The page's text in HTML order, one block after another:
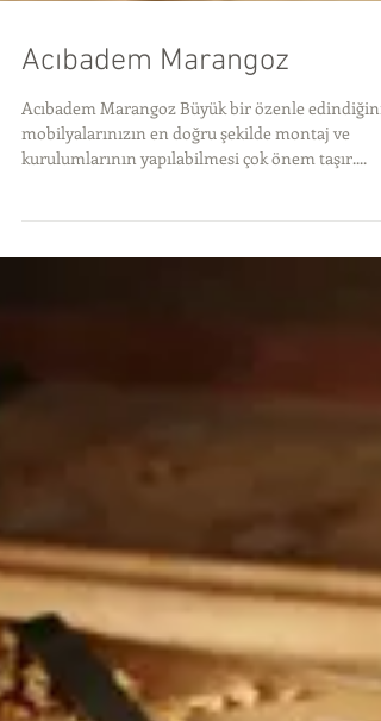
Acıbadem Marangoz
Acıbadem Marangoz Büyük bir özenle edindiğiniz